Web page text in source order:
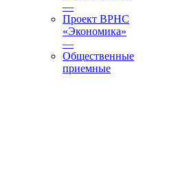
—
Проект ВРНС
«Экономика»
—
Общественные
приемные